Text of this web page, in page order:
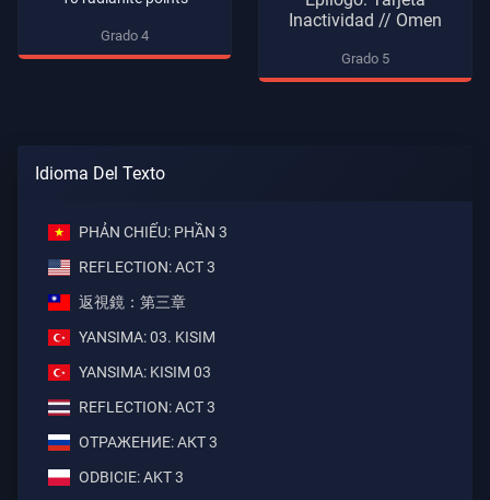
Grado 4
Inactividad // Omen
Grado 5
Idioma Del Texto
PHẢN CHIẾU: PHẦN 3
REFLECTION: ACT 3
返視鏡：第三章
YANSIMA: 03. KISIM
YANSIMA: KISIM 03
REFLECTION: ACT 3
ОТРАЖЕНИЕ: AКТ 3
ODBICIE: AKT 3